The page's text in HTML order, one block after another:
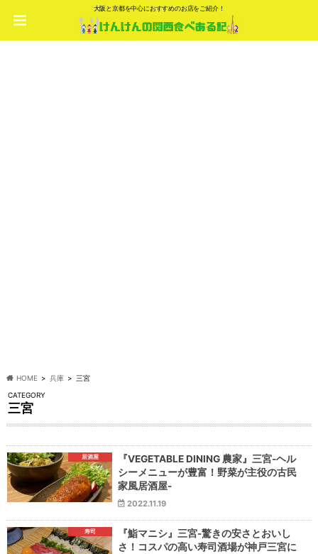
大阪と京都を中心におすすめのお店をご紹介！
HOME 兵庫
三宮
CATEGORY
三宮
居酒屋
『VEGETABLE DINING 農家』三宮-ヘル
シーメニューが豊富！野菜が主役の古民
家風居酒屋-
2022.11.19
寿司
『鮨マニシ』三宮-驚きの安さとおいし
さ！コスパの高い寿司酒場が神戸三宮に